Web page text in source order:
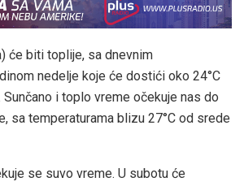
će biti toplije, sa dnevnim
nedelje koje će dostići oko 24°C
i toplo vreme očekuje nas do
sa temperaturama blizu 27°C od srede
se suvo vreme. U subotu će